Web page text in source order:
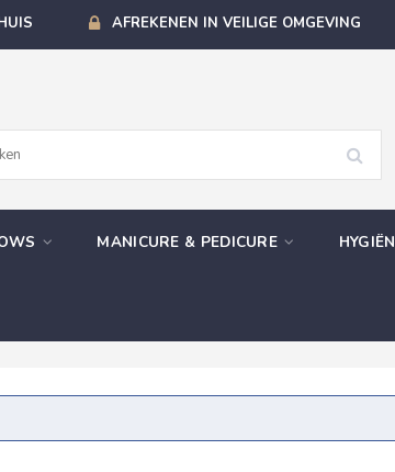
AFREKENEN IN VEILIGE OMGEVING
MANICURE & PEDICURE